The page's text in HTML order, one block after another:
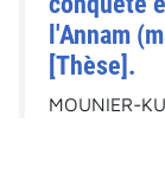
l'Annam
[Thèse].
MOUNIER-